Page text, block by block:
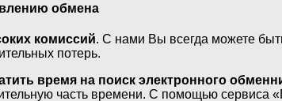
обмена
комиссий. С нами Вы всегда можете
потерь.
время на поиск электронного
часть времени. С помощью сервиса